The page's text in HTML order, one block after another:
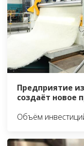
Предприятие
создаёт новое
Объём